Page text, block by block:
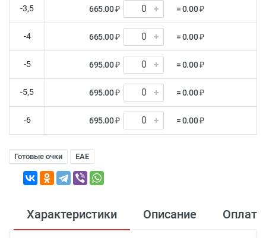
-3,5 665.00 ₽ = 0.00 ₽
-4 665.00 ₽ = 0.00 ₽
-5 695.00 ₽ = 0.00 ₽
-5,5 695.00 ₽ = 0.00 ₽
-6 695.00 ₽ = 0.00 ₽
Готовые очки EAE
Характеристики Описание Оплата